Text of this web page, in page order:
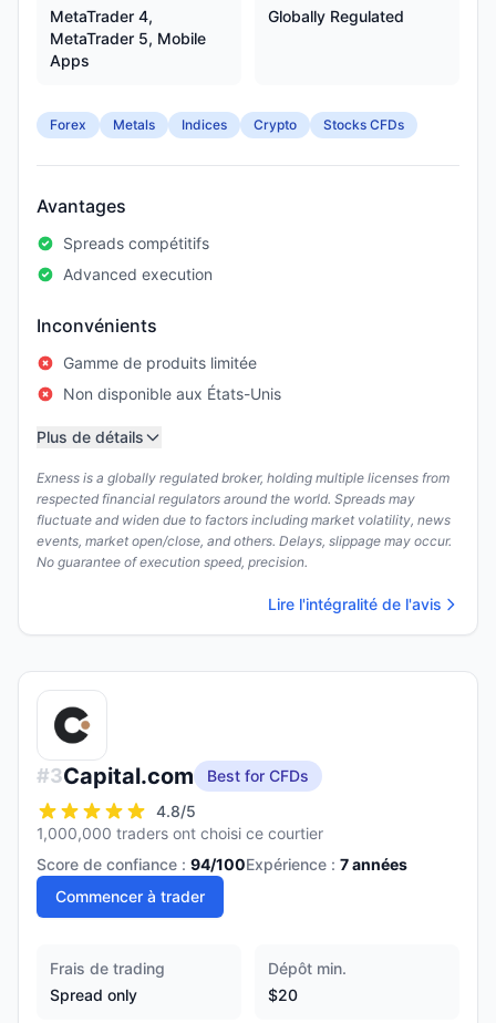
MetaTrader 4,
MetaTrader 5, Mobile
Apps
Globally Regulated
Forex Metals Indices Crypto Stocks CFDs
Avantages
Spreads compétitifs
Advanced execution
Inconvénients
Gamme de produits limitée
Non disponible aux États-Unis
Plus de détails
Exness is a globally regulated broker, holding multiple licenses from
respected financial regulators around the world. Spreads may
fluctuate and widen due to factors including market volatility, news
events, market open/close, and others. Delays, slippage may occur.
No guarantee of execution speed, precision.
Lire l'intégralité de l'avis
#3Capital.com
Best for CFDs
4.8/5
1,000,000 traders ont choisi ce courtier
Score de confiance : 94/100Expérience : 7années
Commencer à trader
Frais de trading
Spread only
Dépôt min.
$20